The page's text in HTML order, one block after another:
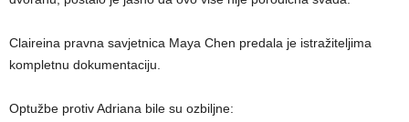
Claireina pravna savjetnica Maya Chen predala je istražiteljima
kompletnu dokumentaciju.
Optužbe protiv Adriana bile su ozbiljne: